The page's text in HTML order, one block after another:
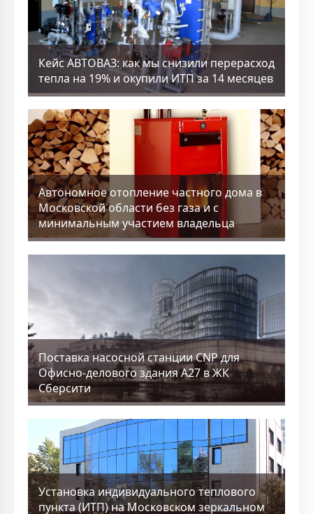
Кейс АВТОВАЗ: как мы снизили перерасход
тепла на 19% и окупили ИТП за 14 месяцев
Aвтономное отопление частного дома в
Московской области без газа и с
минимальным участием владельца
Поставка насосной станции CNP для
Офисно-делового здания А27 в ЖК
Сберсити
Установка индивидуального теплового
пункта (ИТП) на Московском зеркальном